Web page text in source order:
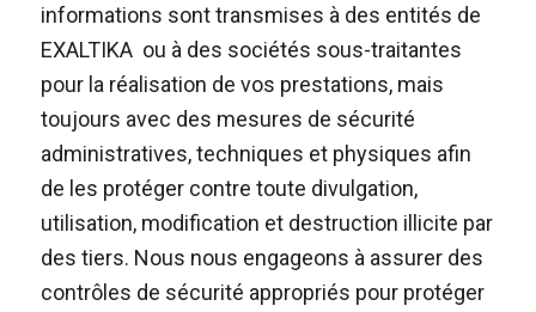
informations sont transmises à des entités de
EXALTIKA ou à des sociétés sous-traitantes
pour la réalisation de vos prestations, mais
toujours avec des mesures de sécurité
administratives, techniques et physiques afin
de les protéger contre toute divulgation,
utilisation, modification et destruction illicite par
des tiers. Nous nous engageons à assurer des
contrôles de sécurité appropriés pour protéger